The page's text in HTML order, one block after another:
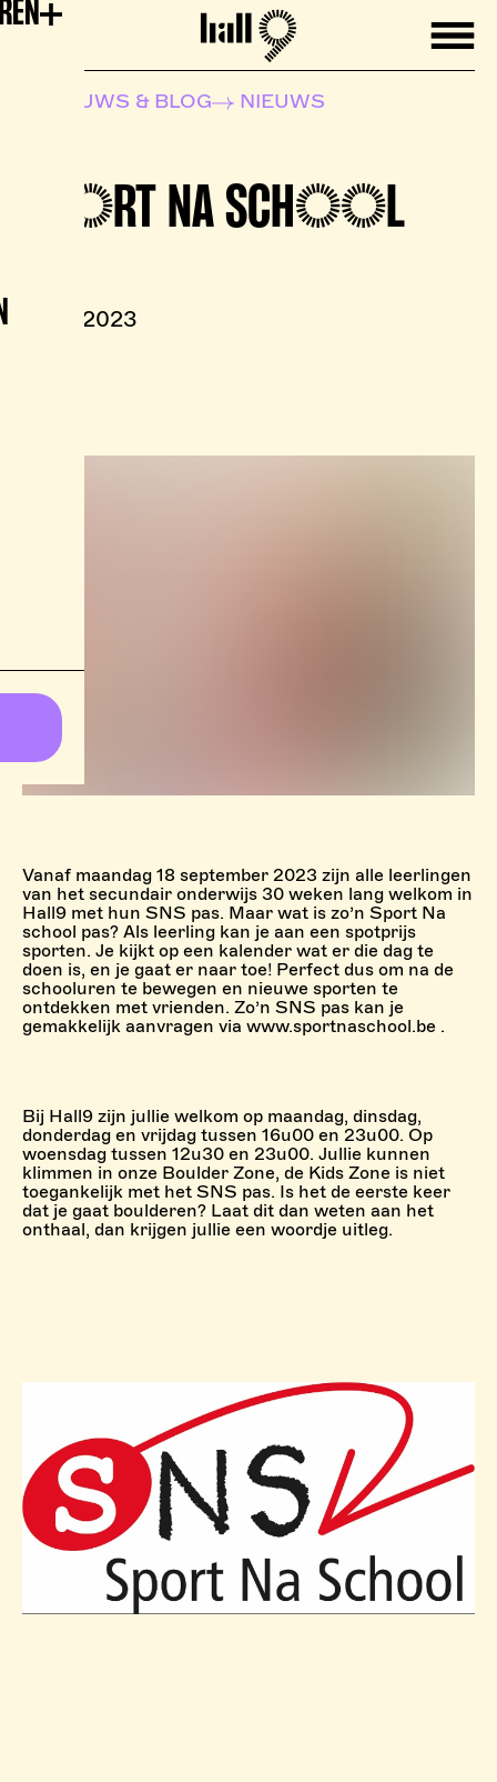
Mobile
Hall9
NIEUWS & BLOG NIEUWS
SPORT NA SCHOOL
15.09.2023
Vanaf maandag 18 september 2023 zijn alle leerlingen
van het secundair onderwijs 30 weken lang welkom in
Hall9 met hun SNS pas. Maar wat is zo’n Sport Na
school pas? Als leerling kan je aan een spotprijs
sporten. Je kijkt op een kalender wat er die dag te
doen is, en je gaat er naar toe! Perfect dus om na de
schooluren te bewegen en nieuwe sporten te
ontdekken met vrienden. Zo’n SNS pas kan je
gemakkelijk aanvragen via www.sportnaschool.be .
Bij Hall9 zijn jullie welkom op maandag, dinsdag,
donderdag en vrijdag tussen 16u00 en 23u00. Op
woensdag tussen 12u30 en 23u00. Jullie kunnen
klimmen in onze Boulder Zone, de Kids Zone is niet
toegankelijk met het SNS pas. Is het de eerste keer
dat je gaat boulderen? Laat dit dan weten aan het
onthaal, dan krijgen jullie een woordje uitleg.